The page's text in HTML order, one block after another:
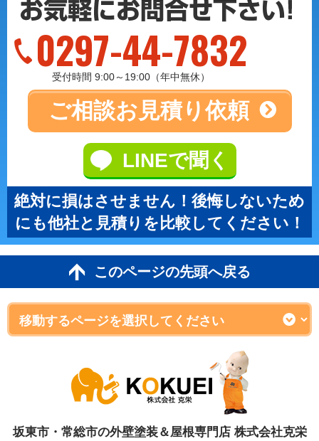
0297-44-7832
受付時間 9:00～19:00（年中無休）
ご相談お見積り依頼
LINEで聞く
絶対に損はさせません！後悔しないため
にも他社と見積りを比較してください！
このページの先頭へ戻る
坂東市・常総市の外壁塗装＆屋根専門店 株式会社克栄